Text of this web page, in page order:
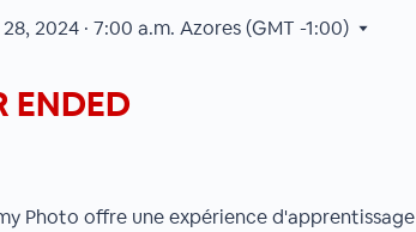
2024 · 7:00 a.m. Azores (GMT -1:00)
ENDED
Photo offre une expérience d'apprentissage